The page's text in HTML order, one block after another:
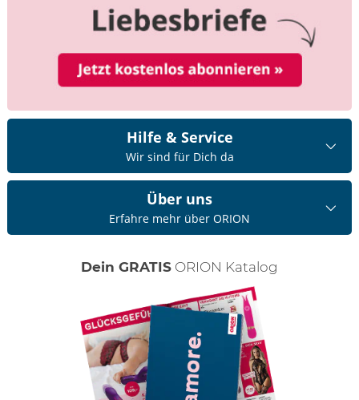
Hilfe & Service
Wir sind für Dich da
Über uns
Erfahre mehr über ORION
Dein GRATIS ORION Katalog